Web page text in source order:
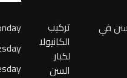
تركيب
الكانيولا
لكبار
السن